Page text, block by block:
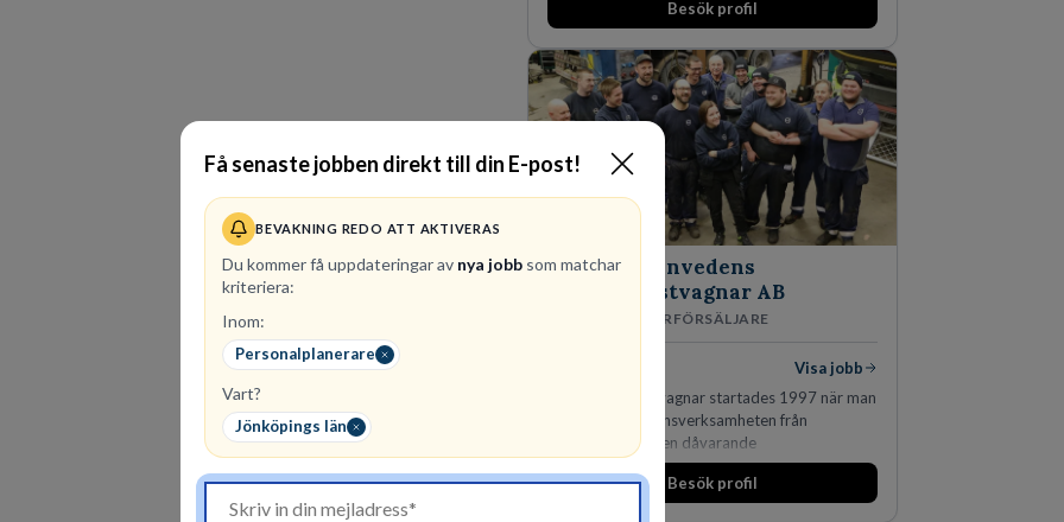
Få senaste jobben direkt till din E-post!
BEVAKNING REDO ATT AKTIVERAS
Du kommer få uppdateringar av nya jobb som matchar
kriteriera:
Inom:
Personalplanerare
Vart?
Jönköpings län
Besök profil
Finnvedens
Lastvagnar AB
ÅTERFÖRSÄLJARE
Visa jobb
Finnvedens Lastvagnar startades 1997 när man
särskilde lastvagnsverksamheten från
personbilar på den dåvarande
huvudanläggningen i Värnamo. Sedan dess har
man expanderat kraftigt genom ett antal
Besök profil